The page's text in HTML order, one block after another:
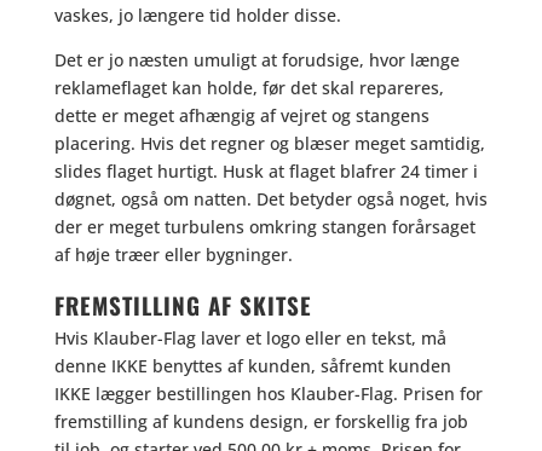
vaskes, jo længere tid holder disse.
Det er jo næsten umuligt at forudsige, hvor længe
reklameflaget kan holde, før det skal repareres,
dette er meget afhængig af vejret og stangens
placering. Hvis det regner og blæser meget samtidig,
slides flaget hurtigt. Husk at flaget blafrer 24 timer i
døgnet, også om natten. Det betyder også noget, hvis
der er meget turbulens omkring stangen forårsaget
af høje træer eller bygninger.
FREMSTILLING AF SKITSE
Hvis Klauber-Flag laver et logo eller en tekst, må
denne IKKE benyttes af kunden, såfremt kunden
IKKE lægger bestillingen hos Klauber-Flag. Prisen for
fremstilling af kundens design, er forskellig fra job